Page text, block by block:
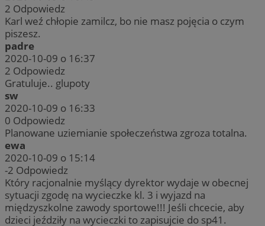
2 Odpowiedz
Karl weź chłopie zamilcz, bo nie masz pojęcia o czym
piszesz.
padre
2020-10-09 o 16:37
2 Odpowiedz
Gratuluje.. glupoty
sw
2020-10-09 o 16:33
0 Odpowiedz
Planowane uziemianie społeczeństwa zgroza totalna.
ewa
2020-10-09 o 15:14
-2 Odpowiedz
Który racjonalnie myślący dyrektor wydaje w obecnej
sytuacji zgodę na wycieczke kl. 3 i wyjazd na
międzyszkolne zawody sportowe!!! Jeśli chcecie, aby
dzieci jeździły na wycieczki to zapisujcie do sp41.